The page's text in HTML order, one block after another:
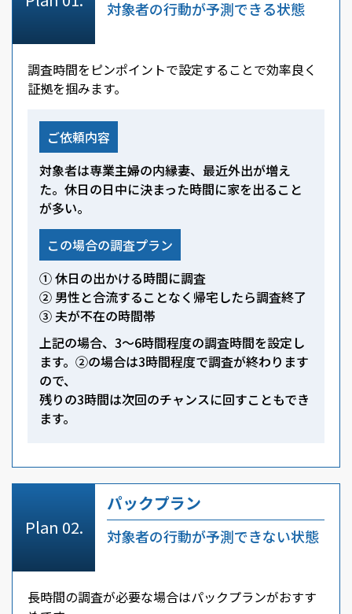
対象者の行動が予測できる状態
調査時間をピンポイントで設定することで効率良く
証拠を掴みます。
ご依頼内容
対象者は専業主婦の内縁妻、最近外出が増え
た。休日の日中に決まった時間に家を出ること
が多い。
この場合の調査プラン
① 休日の出かける時間に調査
② 男性と合流することなく帰宅したら調査終了
③ 夫が不在の時間帯
上記の場合、3～6時間程度の調査時間を設定し
ます。②の場合は3時間程度で調査が終わります
ので、
残りの3時間は次回のチャンスに回すこともでき
ます。
パックプラン
対象者の行動が予測できない状態
長時間の調査が必要な場合はパックプランがおすす